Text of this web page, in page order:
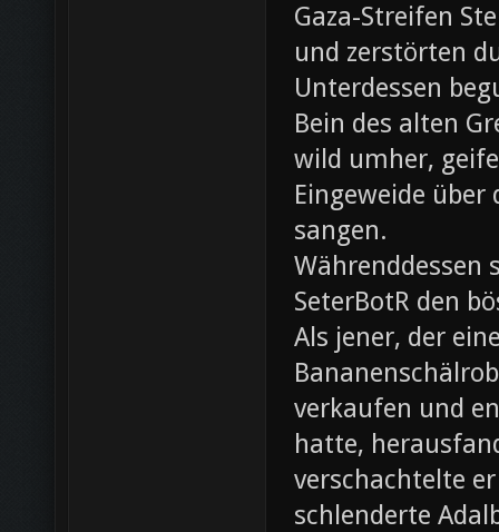
Gaza-Streifen
und zerstörten
Unterdessen
Bein des alten
wild umher,
Eingeweide
sangen.
Währenddessen
SeterBotR den
Als jener, der
verkaufen und
hatte,
verschachtelte
schlenderte